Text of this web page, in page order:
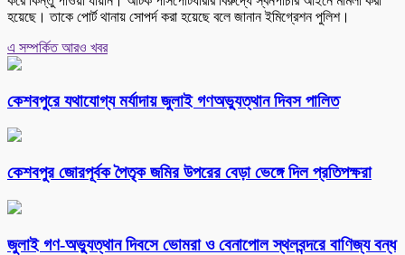
হয়েছে। তাকে পোর্ট থানায় সোপর্দ করা হয়েছে বলে জানান ইমিগ্রেশন পুলিশ।
এ সম্পর্কিত আরও খবর
কেশবপুরে যথাযোগ্য মর্যাদায় জুলাই গণঅভ্যুত্থান দিবস পালিত
কেশবপুর জোরপূর্বক পৈতৃক জমির উপরের বেড়া ভেঙ্গে দিল প্রতিপক্ষরা
‎জুলাই গণ-অভ্যুত্থান দিবসে ভোমরা ও বেনাপোল স্থলবন্দরে বাণিজ্য বন্ধ